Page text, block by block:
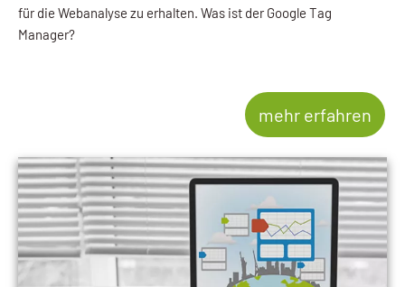
für die Webanalyse zu erhalten. Was ist der Google Tag
Manager?
mehr erfahren